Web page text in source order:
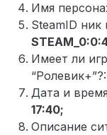
Имя
SteamID ник
Имеет ли
“Ролевик+”?:
Дата и
17:40;
Описание